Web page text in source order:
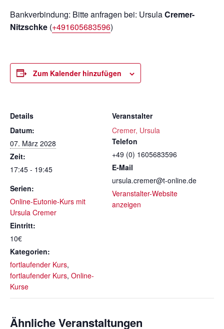
Bankverbindung: Bitte anfragen bei: UrsulaCremer-
Nitzschke (+491605683596)
Zum Kalender hinzufügen
Details
Datum:
07. März 2028
Zeit:
17:45 - 19:45
Serien:
Online-Eutonie-Kurs mit
Ursula Cremer
Eintritt:
10€
Kategorien:
fortlaufender Kurs,
fortlaufender Kurs, Online-
Kurse
Veranstalter
Cremer, Ursula
Telefon
+49 (0) 1605683596
E-Mail
ursula.cremer@t-online.de
Veranstalter-Website
anzeigen
Ähnliche Veranstaltungen